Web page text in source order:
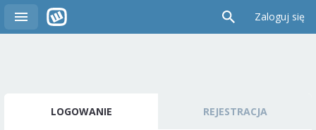
Zaloguj się
LOGOWANIE REJESTRACJA